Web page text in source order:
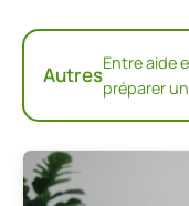
AutresEntre aide
préparer